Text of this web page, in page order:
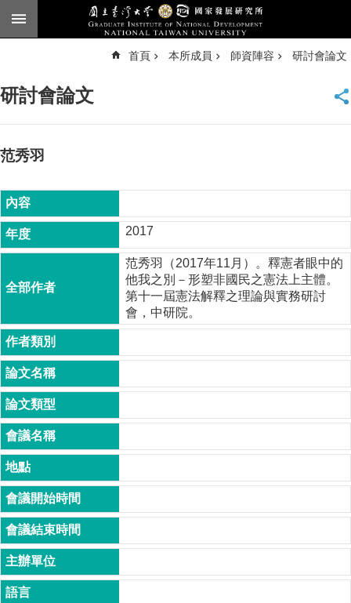
跳到主要內容區塊
臺
頁
公
告
本
簡
本
所
成
員
博
士
班
碩
士
班
在
職
專
班
首頁 本所成員 師資陣容 研討會論文
研討會論文
范秀羽
2017
范秀羽（2017年11月）。釋憲者眼中的
他我之別－形塑非國民之憲法上主體。
第十一屆憲法解釋之理論與實務研討
會，中研院。